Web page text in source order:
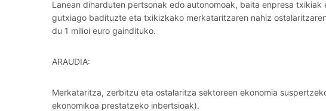
Lanean diharduten pertsonak edo autonomoak, baita enpresa
gutxiago badituzte eta txikizkako merkataritzaren nahiz
du 1 milioi euro gaindituko.
ARAUDIA:
Merkataritza, zerbitzu eta ostalaritza sektoreen ekonomia
ekonomikoa prestatzeko inbertsioak).